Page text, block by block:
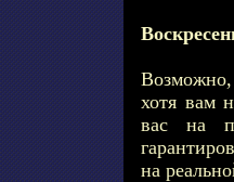
Возможно,
хотя вам
вас на
на